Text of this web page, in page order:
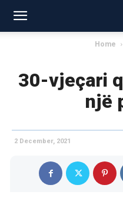
Home
30-vjeçari
një
2 December, 2021